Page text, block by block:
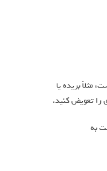
مثلاً بریده یا
را تعویض کنید.
به